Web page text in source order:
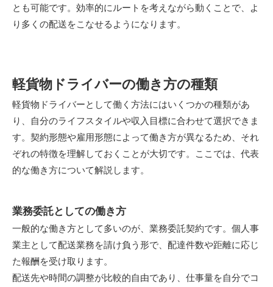
とも可能です。効率的にルートを考えながら動くことで、よ
り多くの配送をこなせるようになります。
軽貨物ドライバーの働き方の種類
軽貨物ドライバーとして働く方法にはいくつかの種類があ
り、自分のライフスタイルや収入目標に合わせて選択できま
す。契約形態や雇用形態によって働き方が異なるため、それ
ぞれの特徴を理解しておくことが大切です。ここでは、代表
的な働き方について解説します。
業務委託としての働き方
一般的な働き方として多いのが、業務委託契約です。個人事
業主として配送業務を請け負う形で、配達件数や距離に応じ
た報酬を受け取ります。
配送先や時間の調整が比較的自由であり、仕事量を自分でコ